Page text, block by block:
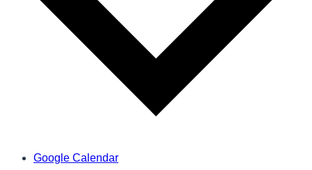
Google Calendar